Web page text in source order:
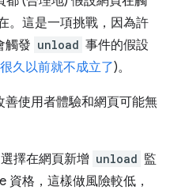
。這是一項挑戰，因為許
觸發 unload 事件的假設
久以前就不成立了)。
善使用者體驗和網頁可能無
擇在網頁新增 unload 監
格，這樣做風險較低，